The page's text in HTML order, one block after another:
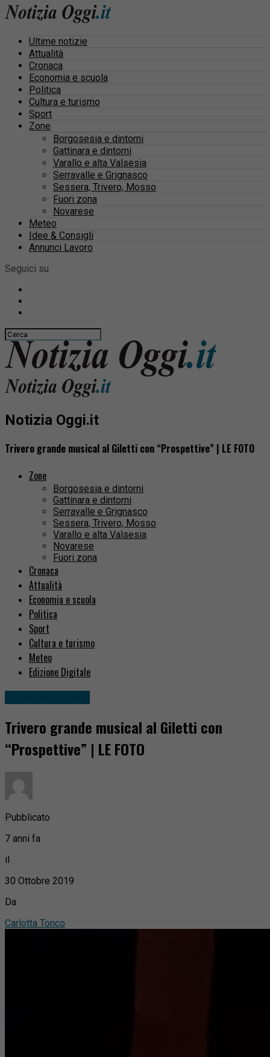
Ultime notizie
Attualità
Cronaca
Economia e scuola
Politica
Cultura e turismo
Sport
Zone
Borgosesia e dintorni
Gattinara e dintorni
Varallo e alta Valsesia
Serravalle e Grignasco
Sessera, Trivero, Mosso
Fuori zona
Novarese
Meteo
Idee & Consigli
Annunci Lavoro
Seguici su
Notizia Oggi.it
Trivero grande musical al Giletti con “Prospettive” | LE FOTO
Zone
Borgosesia e dintorni
Gattinara e dintorni
Serravalle e Grignasco
Sessera, Trivero, Mosso
Varallo e alta Valsesia
Novarese
Fuori zona
Cronaca
Attualità
Economia e scuola
Politica
Sport
Cultura e turismo
Meteo
Edizione Digitale
Trivero grande musical al Giletti con
“Prospettive” | LE FOTO
Pubblicato
7 anni fa
il
30 Ottobre 2019
Da
Carlotta Tonco